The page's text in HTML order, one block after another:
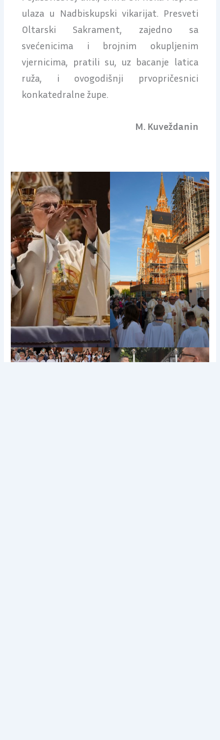
ulaza u Nadbiskupski vikarijat. Presveti
Oltarski Sakrament, zajedno sa
svećenicima i brojnim okupljenim
vjernicima, pratili su, uz bacanje latica
ruža, i ovogodišnji prvopričesnici
konkatedralne župe.
M. Kuveždanin